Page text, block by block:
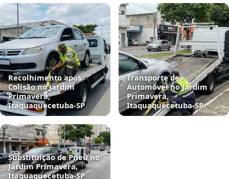
Recolhimento após
Colisão no Jardim
Primavera,
Itaquaquecetuba‑SP
Transporte de
Automóvel no Jardim
Primavera,
Itaquaquecetuba‑SP
Substituição de Pneu no
Jardim Primavera,
Itaquaquecetuba‑SP